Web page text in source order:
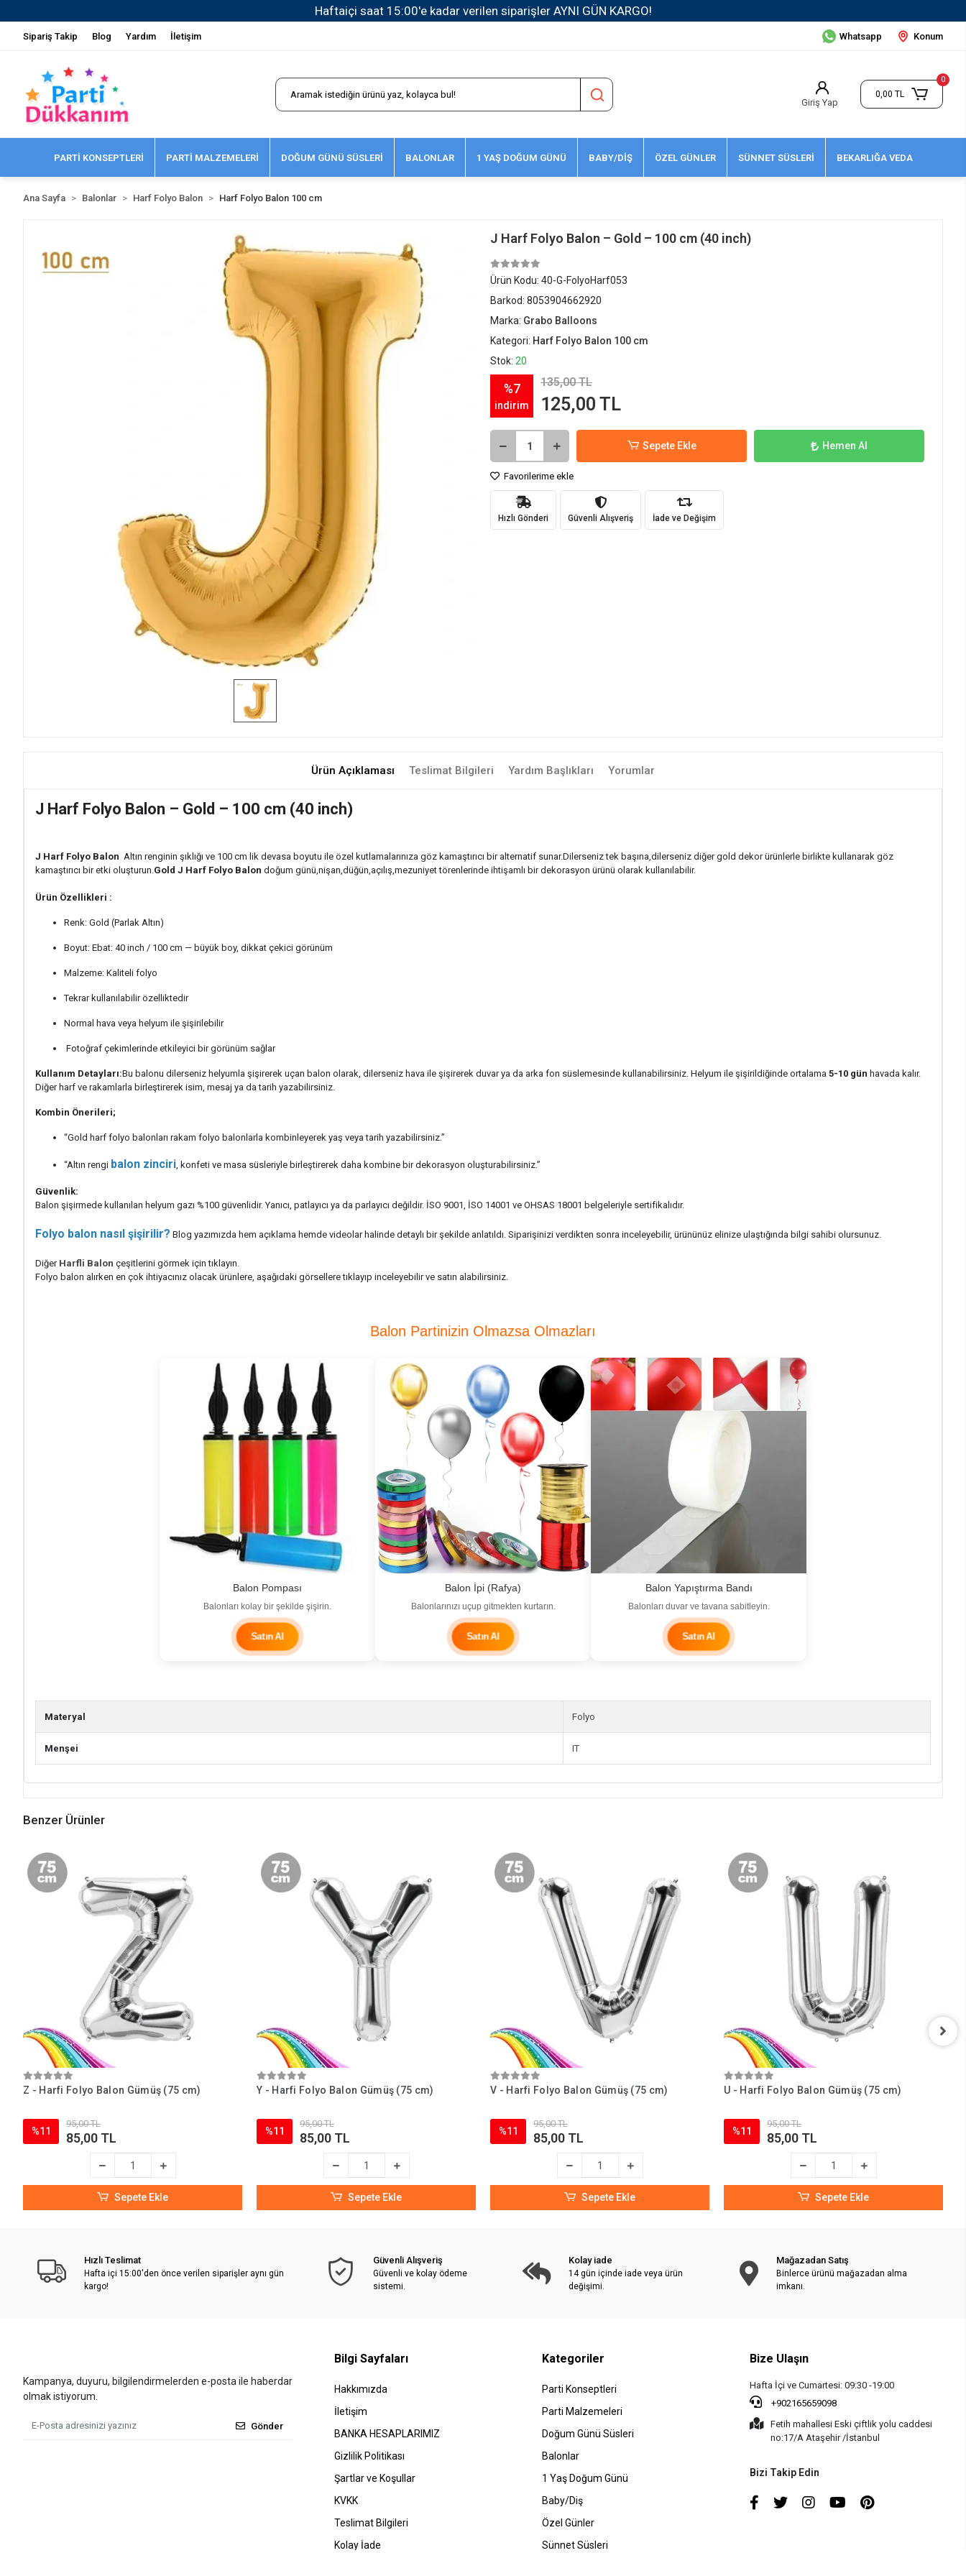
1500 TL ve Üzeri Kargo Ücretsiz!
Sipariş Takip Blog Yardım İletişim Whatsapp Konum
Giriş Yap
0
0,00 TL
PARTİ KONSEPTLERİ PARTİ MALZEMELERİ DOĞUM GÜNÜ SÜSLERİ BALONLAR 1 YAŞ DOĞUM GÜNÜ BABY/DİŞ ÖZEL GÜNLER SÜNNET SÜSLERİ BEKARLIĞA VEDA
Ana Sayfa Balonlar Harf Folyo Balon Harf Folyo Balon 100 cm
J Harf Folyo Balon – Gold – 100 cm (40 inch)
Ürün Kodu: 40-G-FolyoHarf053
Barkod: 8053904662920
Marka: Grabo Balloons
Kategori: Harf Folyo Balon 100 cm
Stok: 20
%7
indirim
135,00 TL
125,00 TL
Sepete Ekle Hemen Al
Favorilerime ekle
Hızlı Gönderi Güvenli Alışveriş İade ve Değişim
Ürün Açıklaması Teslimat Bilgileri Yardım Başlıkları Yorumlar
J Harf Folyo Balon – Gold – 100 cm (40 inch)
J Harf Folyo Balon Altın renginin şıklığı ve 100 cm lik devasa boyutu ile özel kutlamalarınıza göz kamaştırıcı bir alternatif sunar.Dilerseniz tek başına,dilerseniz diğer gold dekor ürünlerle birlikte kullanarak göz
kamaştırıcı bir etki oluşturun.Gold J Harf Folyo Balon doğum günü,nişan,düğün,açılış,mezuniyet törenlerinde ihtişamlı bir dekorasyon ürünü olarak kullanılabilir.
Ürün Özellikleri :
Renk: Gold (Parlak Altın)
Boyut: Ebat: 40 inch / 100 cm — büyük boy, dikkat çekici görünüm
Malzeme: Kaliteli folyo
Tekrar kullanılabilir özelliktedir
Normal hava veya helyum ile şişirilebilir
Fotoğraf çekimlerinde etkileyici bir görünüm sağlar
Kullanım Detayları:Bu balonu dilerseniz helyumla şişirerek uçan balon olarak, dilerseniz hava ile şişirerek duvar ya da arka fon süslemesinde kullanabilirsiniz. Helyum ile şişirildiğinde ortalama 5-10 gün havada kalır.
Diğer harf ve rakamlarla birleştirerek isim, mesaj ya da tarih yazabilirsiniz.
Kombin Önerileri;
“Gold harf folyo balonları rakam folyo balonlarla kombinleyerek yaş veya tarih yazabilirsiniz.”
“Altın rengi balon zinciri, konfeti ve masa süsleriyle birleştirerek daha kombine bir dekorasyon oluşturabilirsiniz.”
Güvenlik:
Balon şişirmede kullanılan helyum gazı %100 güvenlidir. Yanıcı, patlayıcı ya da parlayıcı değildir. İSO 9001, İSO 14001 ve OHSAS 18001 belgeleriyle sertifikalıdır.
Folyo balon nasıl şişirilir? Blog yazımızda hem açıklama hemde videolar halinde detaylı bir şekilde anlatıldı. Siparişinizi verdikten sonra inceleyebilir, ürününüz elinize ulaştığında bilgi sahibi olursunuz.
Diğer Harfli Balon çeşitlerini görmek için tıklayın.
Folyo balon alırken en çok ihtiyacınız olacak ürünlere, aşağıdaki görsellere tıklayıp inceleyebilir ve satın alabilirsiniz.
Balon Partinizin Olmazsa Olmazları
Balon Pompası
Balonları kolay bir şekilde şişirin.
Satın Al
Balon İpi (Rafya)
Balonlarınızı uçup gitmekten kurtarın.
Satın Al
Balon Yapıştırma Bandı
Balonları duvar ve tavana sabitleyin.
Satın Al
Materyal Folyo
Menşei IT
Benzer Ürünler
Z - Harfi Folyo Balon Gümüş (75 cm)
%11
95,00 TL
85,00 TL
Sepete Ekle
Y - Harfi Folyo Balon Gümüş (75 cm)
%11
95,00 TL
85,00 TL
Sepete Ekle
V - Harfi Folyo Balon Gümüş (75 cm)
%11
95,00 TL
85,00 TL
Sepete Ekle
U - Harfi Folyo Balon Gümüş (75 cm)
%11
95,00 TL
85,00 TL
Sepete Ekle
Hızlı Teslimat
Hafta içi 15:00'den önce verilen siparişler aynı gün
kargo!
Güvenli Alışveriş
Güvenli ve kolay ödeme
sistemi.
Kolay iade
14 gün içinde iade veya ürün
değişimi.
Mağazadan Satış
Binlerce ürünü mağazadan alma
imkanı.
Kampanya, duyuru, bilgilendirmelerden e-posta ile haberdar
olmak istiyorum.
Gönder
Bilgi Sayfaları
Hakkımızda
İletişim
BANKA HESAPLARIMIZ
Gizlilik Politikası
Şartlar ve Koşullar
KVKK
Teslimat Bilgileri
Kolay İade
Kategoriler
Parti Konseptleri
Parti Malzemeleri
Doğum Günü Süsleri
Balonlar
1 Yaş Doğum Günü
Baby/Diş
Özel Günler
Sünnet Süsleri
Bize Ulaşın
Hafta İçi ve Cumartesi: 09:30 -19:00
+902165659098
Fetih mahallesi Eski çiftlik yolu caddesi
no:17/A Ataşehir /İstanbul
Bizi Takip Edin